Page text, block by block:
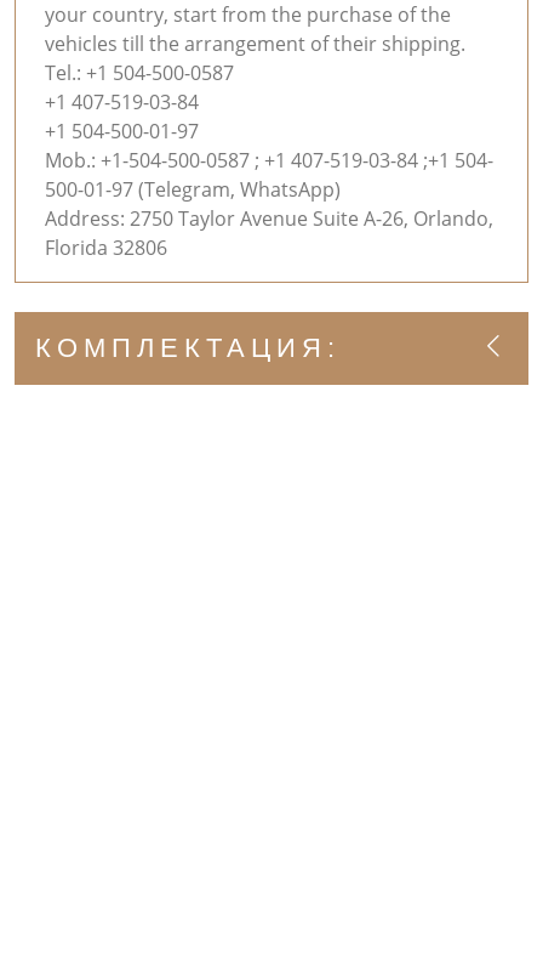
your country, start from the purchase of the
vehicles till the arrangement of their shipping.
Tel.: +1 504-500-0587
+1 407-519-03-84
+1 504-500-01-97
Mob.: +1-504-500-0587 ; +1 407-519-03-84 ;+1 504-
500-01-97 (Telegram, WhatsApp)
Аddress: 2750 Taylor Avenue Suite A-26, Orlando,
Florida 32806
КОМПЛЕКТАЦИЯ: